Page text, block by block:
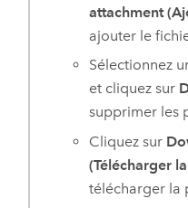
attachment
ajouter le
Sélectionnez
et cliquez sur
supprimer les
Cliquez sur
(Télécharger
télécharger la